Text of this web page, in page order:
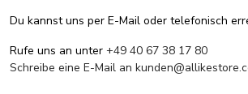
Du kannst uns per E-Mail oder telefonisch
Rufe uns an unter +49 40 67 38 17 80
Schreibe eine E-Mail an